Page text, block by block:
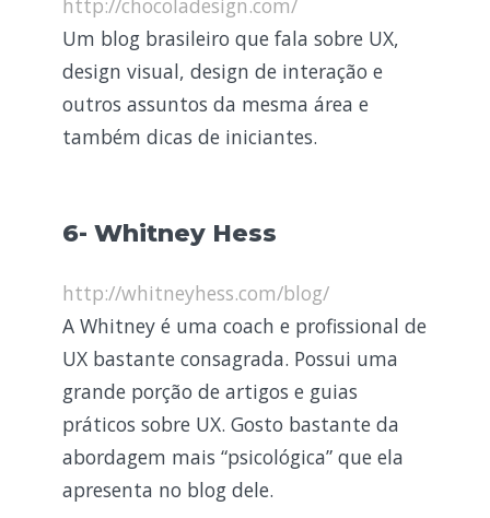
http://chocoladesign.com/
Um blog brasileiro que fala sobre UX,
design visual, design de interação e
outros assuntos da mesma área e
também dicas de iniciantes.
6- Whitney Hess
http://whitneyhess.com/blog/
A Whitney é uma coach e profissional de
UX bastante consagrada. Possui uma
grande porção de artigos e guias
práticos sobre UX. Gosto bastante da
abordagem mais “psicológica” que ela
apresenta no blog dele.